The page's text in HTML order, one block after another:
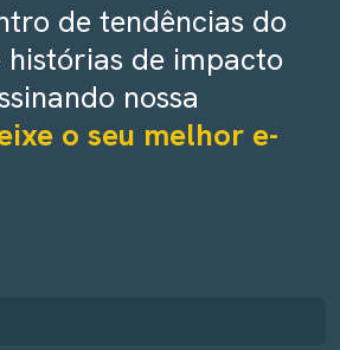
de tendências do
histórias de impacto
nossa
o seu melhor e-